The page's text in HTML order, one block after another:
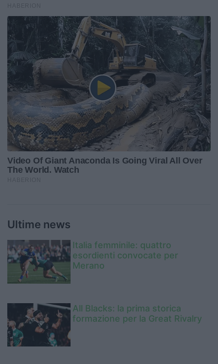
Ultime news
Italia femminile: quattro
esordienti convocate per
Merano
All Blacks: la prima storica
formazione per la Great Rivalry